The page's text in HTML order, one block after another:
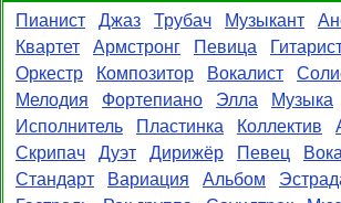
Пианист
Джаз Трубач Музыкант
Квартет
Армстронг Певица
Оркестр
Композитор Вокалист
Мелодия
Фортепиано Элла
Музыка
Исполнитель
Пластинка Коллектив
Скрипач
Дуэт Дирижёр Певец
Стандарт
Вариация Альбом